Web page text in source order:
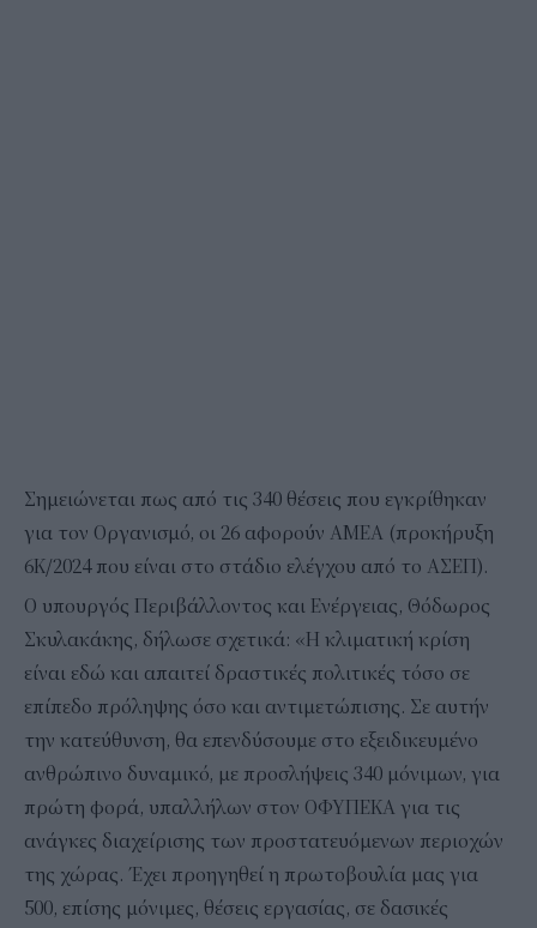
Σημειώνεται πως από τις 340 θέσεις που εγκρίθηκαν
για τον Οργανισμό, οι 26 αφορούν ΑΜΕΑ (προκήρυξη
6Κ/2024 που είναι στο στάδιο ελέγχου από το ΑΣΕΠ).
Ο υπουργός Περιβάλλοντος και Ενέργειας, Θόδωρος
Σκυλακάκης, δήλωσε σχετικά: «Η κλιματική κρίση
είναι εδώ και απαιτεί δραστικές πολιτικές τόσο σε
επίπεδο πρόληψης όσο και αντιμετώπισης. Σε αυτήν
την κατεύθυνση, θα επενδύσουμε στο εξειδικευμένο
ανθρώπινο δυναμικό, με προσλήψεις 340 μόνιμων, για
πρώτη φορά, υπαλλήλων στον ΟΦΥΠΕΚΑ για τις
ανάγκες διαχείρισης των προστατευόμενων περιοχών
της χώρας. Έχει προηγηθεί η πρωτοβουλία μας για
500, επίσης μόνιμες, θέσεις εργασίας, σε δασικές